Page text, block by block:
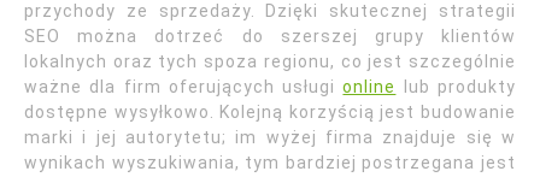
przychody ze sprzedaży. Dzięki skutecznej strategii
SEO można dotrzeć do szerszej grupy klientów
lokalnych oraz tych spoza regionu, co jest szczególnie
ważne dla firm oferujących usługionline
lub produkty
dostępne wysyłkowo. Kolejną korzyścią jest budowanie
marki i jej autorytetu; im wyżej firma znajduje się w
wynikach wyszukiwania, tym bardziej postrzegana jest